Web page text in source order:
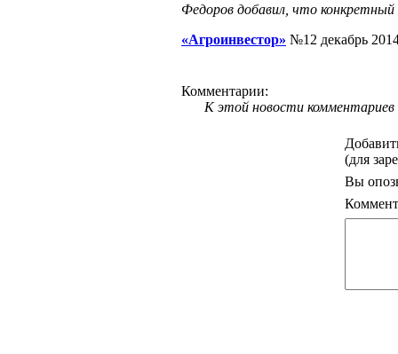
Федоров добавил, что
«Агроинвестор» №12 декабрь
Комментарии:
К этой новости комментариев
(для
Вы